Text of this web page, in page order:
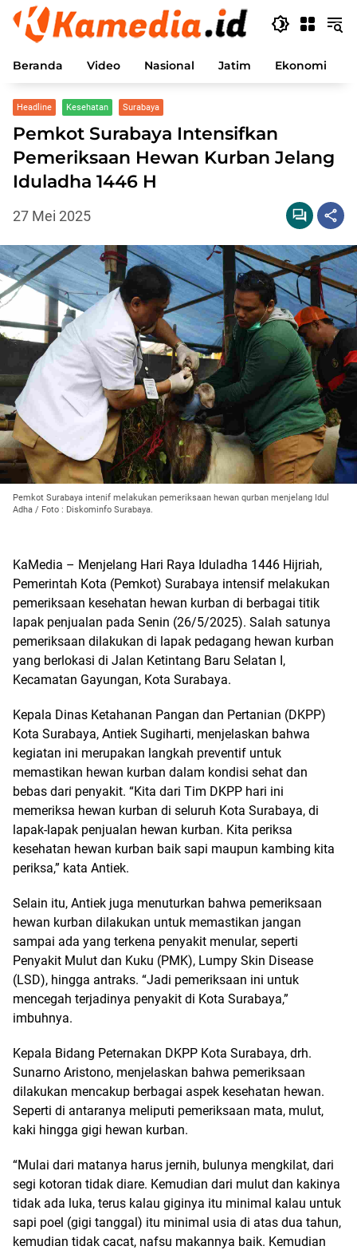
Langsung
konten
Beranda Video Nasional Jatim Ekonomi
Headline Kesehatan Surabaya
Pemkot Surabaya Intensifkan
Pemeriksaan Hewan Kurban Jelang
Iduladha 1446 H
27 Mei 2025
Pemkot Surabaya intenif melakukan pemeriksaan hewan qurban menjelang Idul
Adha / Foto : Diskominfo Surabaya.
KaMedia – Menjelang Hari Raya Iduladha 1446 Hijriah,
Pemerintah Kota (Pemkot) Surabaya intensif melakukan
pemeriksaan kesehatan hewan kurban di berbagai titik
lapak penjualan pada Senin (26/5/2025). Salah satunya
pemeriksaan dilakukan di lapak pedagang hewan kurban
yang berlokasi di Jalan Ketintang Baru Selatan I,
Kecamatan Gayungan, Kota Surabaya.
Kepala Dinas Ketahanan Pangan dan Pertanian (DKPP)
Kota Surabaya, Antiek Sugiharti, menjelaskan bahwa
kegiatan ini merupakan langkah preventif untuk
memastikan hewan kurban dalam kondisi sehat dan
bebas dari penyakit. “Kita dari Tim DKPP hari ini
memeriksa hewan kurban di seluruh Kota Surabaya, di
lapak-lapak penjualan hewan kurban. Kita periksa
kesehatan hewan kurban baik sapi maupun kambing kita
periksa,” kata Antiek.
Selain itu, Antiek juga menuturkan bahwa pemeriksaan
hewan kurban dilakukan untuk memastikan jangan
sampai ada yang terkena penyakit menular, seperti
Penyakit Mulut dan Kuku (PMK), Lumpy Skin Disease
(LSD), hingga antraks. “Jadi pemeriksaan ini untuk
mencegah terjadinya penyakit di Kota Surabaya,”
imbuhnya.
Kepala Bidang Peternakan DKPP Kota Surabaya, drh.
Sunarno Aristono, menjelaskan bahwa pemeriksaan
dilakukan mencakup berbagai aspek kesehatan hewan.
Seperti di antaranya meliputi pemeriksaan mata, mulut,
kaki hingga gigi hewan kurban.
“Mulai dari matanya harus jernih, bulunya mengkilat, dari
segi kotoran tidak diare. Kemudian dari mulut dan kakinya
tidak ada luka, terus kalau giginya itu minimal kalau untuk
sapi poel (gigi tanggal) itu minimal usia di atas dua tahun,
kemudian tidak cacat, nafsu makannya baik. Kemudian